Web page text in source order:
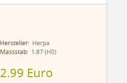
Hersteller: Herpa
Massstab: 1:87 (H0)
2.99 Euro